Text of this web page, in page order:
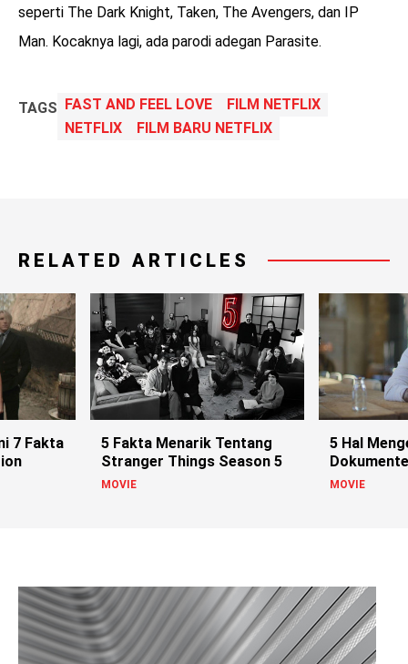
seperti The Dark Knight, Taken, The Avengers, dan IP
Man. Kocaknya lagi, ada parodi adegan Parasite.
TAGS FAST AND FEEL LOVE
FILM NETFLIX
NETFLIX
FILM BARU NETFLIX
RELATED ARTICLES
7 Fakta
5 Fakta Menarik Tentang
Stranger Things Season 5
MOVIE
5 Hal
MOVIE